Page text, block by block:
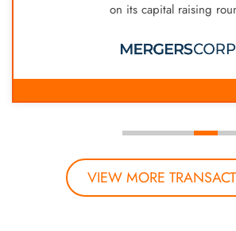
on its capital raising
VIEW MORE